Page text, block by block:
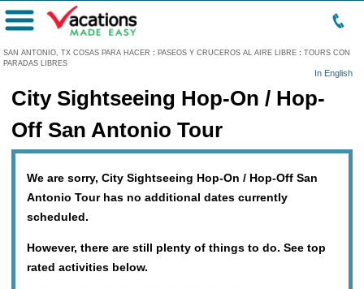
SAN ANTONIO, TX COSAS PARA HACER : PASEOS Y CRUCEROS AL AIRE LIBRE : TOURS CON
PARADAS LIBRES
In English
Menú
City Sightseeing Hop-On / Hop-
Off San Antonio Tour
We are sorry, City Sightseeing Hop-On / Hop-Off San
Antonio Tour has no additional dates currently
scheduled.
However, there are still plenty of things to do. See top
rated activities below.